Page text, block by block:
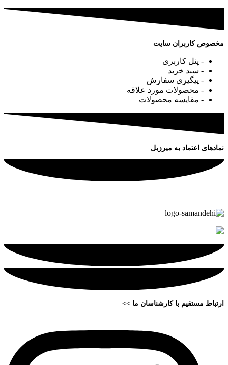
مخصوص کاربران سایت
- پنل کاربری
- سبد خرید
- پیگیری سفارش
- محصولات مورد علاقه
- مقایسه محصولات
نمادهای اعتماد به میرزبل
ارتباط مستقیم با کارشناسان ما >>